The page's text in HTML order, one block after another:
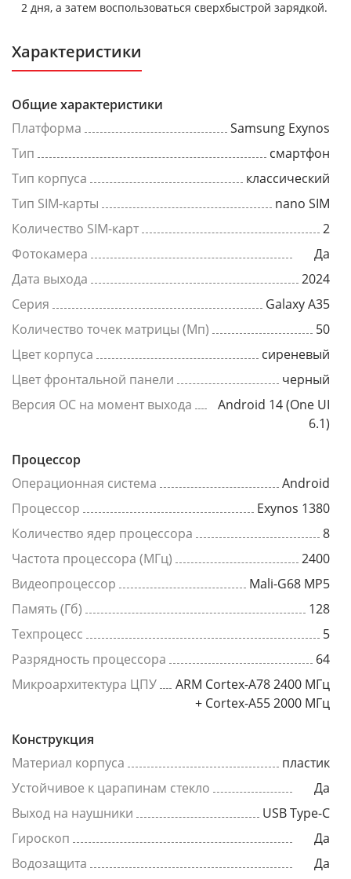
2 дня, а затем воспользоваться сверхбыстрой зарядкой.
Характеристики
Общие характеристики
Платформа
Samsung Exynos
Тип
смартфон
Тип корпуса
классический
Тип SIM-карты
nano SIM
Количество SIM-карт
2
Фотокамера
Да
Дата выхода
2024
Серия
Galaxy A35
Количество точек матрицы (Мп)
50
Цвет корпуса
сиреневый
Цвет фронтальной панели
черный
Версия ОС на момент выхода
Android 14 (One UI
6.1)
Процессор
Операционная система
Android
Процессор
Exynos 1380
Количество ядер процессора
8
Частота процессора (МГц)
2400
Видеопроцессор
Mali-G68 MP5
Память (Гб)
128
Техпроцесс
5
Разрядность процессора
64
Микроархитектура ЦПУ
ARM Cortex-A78 2400 МГц
+ Cortex-A55 2000 МГц
Конструкция
Материал корпуса
пластик
Устойчивое к царапинам стекло
Да
Выход на наушники
USB Type-C
Гироскоп
Да
Водозащита
Да